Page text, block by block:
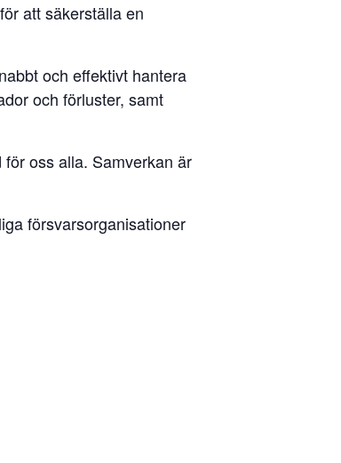
att säkerställa en
och effektivt hantera
och förluster, samt
oss alla. Samverkan är
försvarsorganisationer